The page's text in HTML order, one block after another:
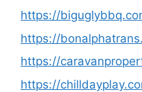
https://
https://
https://
https://